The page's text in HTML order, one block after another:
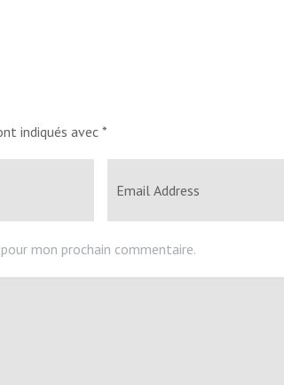
indiqués avec*
mon prochain commentaire.